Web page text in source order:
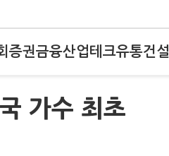
증권금융산업테크유통건설
가수 최초